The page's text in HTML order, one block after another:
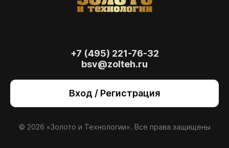
+7 (495) 221-76-32
bsv@zolteh.ru
Вход / Регистрация
© 2026 «Золото и Технологии». Все права защищены
также для анализа сайта и улучшения
сайт, вы даете согласиена использование